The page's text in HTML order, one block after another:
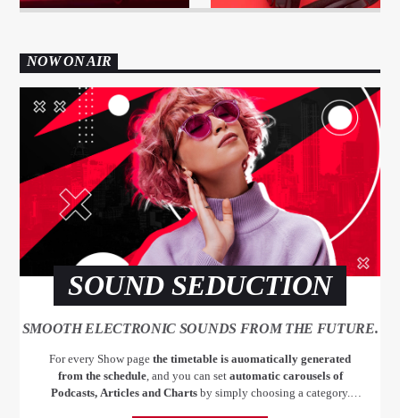
NOW ON AIR
SOUND SEDUCTION
SMOOTH ELECTRONIC SOUNDS FROM THE FUTURE.
For every Show page the timetable is auomatically generated
from the schedule, and you can set automatic carousels of
Podcasts, Articles and Chartsby simply choosing a category.